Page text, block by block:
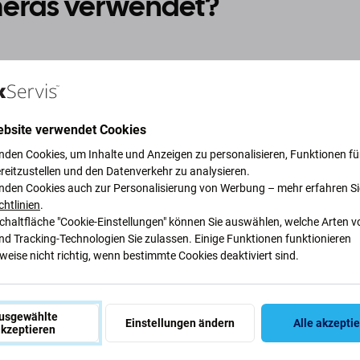
Kameramodul aus dem Telefon aus.
Flüssigkeit in den Ultraschallreiniger, sodass sie die
Sie ein
Ultraschallgerät
mit einer Frequenz von 30
Kamera mit einerPinzettein einer Hand und aktivieren
Kamerakopf vertikal in die Ultraschalllösung und
Sie, dass die Kamera den Boden des Behälters
kann.
reinigen Sie 10 Sekunden, bei größeren
verwendet Cookies
Cookies, um Inhalte und Anzeigen zu personalisieren, Funktionen
und den Datenverkehr zu analysieren.
Cookies auch zur Personalisierung von Werbung – mehr erfahren
.
"Cookie-Einstellungen" können Sie auswählen, welche Arten
Tracking-Technologien Sie zulassen. Einige Funktionen funktionieren
nicht richtig, wenn bestimmte Cookies deaktiviert sind.
Einstellungen ändern Alle